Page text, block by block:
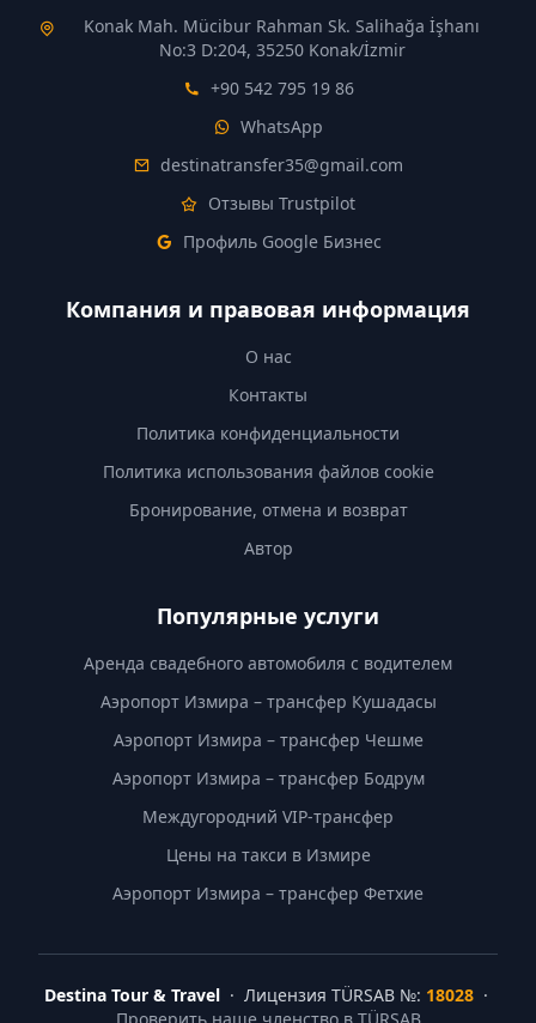
Konak Mah. Mücibur Rahman Sk. Salihağa İşhanı
No:3 D:204, 35250 Konak/İzmir
+90 542 795 19 86
WhatsApp
destinatransfer35@gmail.com
Отзывы Trustpilot
Профиль Google Бизнес
Компания и правовая информация
О нас
Контакты
Политика конфиденциальности
Политика использования файлов cookie
Бронирование, отмена и возврат
Автор
Популярные услуги
Аренда свадебного автомобиля с водителем
Аэропорт Измира – трансфер Кушадасы
Аэропорт Измира – трансфер Чешме
Аэропорт Измира – трансфер Бодрум
Междугородний VIP-трансфер
Цены на такси в Измире
Аэропорт Измира – трансфер Фетхие
Destina Tour & Travel· Лицензия TÜRSAB №: 18028·